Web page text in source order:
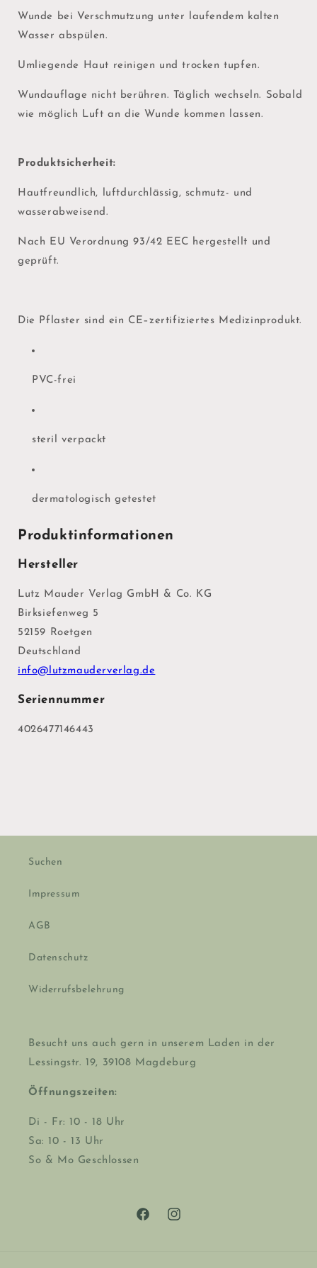
Wunde bei Verschmutzung unter laufendem kalten
Wasser abspülen.
Umliegende Haut reinigen und trocken tupfen.
Wundauflage nicht berühren. Täglich wechseln. Sobald
wie möglich Luft an die Wunde kommen lassen.
Produktsicherheit:
Hautfreundlich, luftdurchlässig, schmutz- und
wasserabweisend.
Nach EU Verordnung 93/42 EEC hergestellt und
geprüft.
Die Pflaster sind ein CE–zertifiziertes Me­dizin­produkt.
PVC-frei
steril verpackt
dermatologisch getestet
Produktinformationen
Hersteller
Lutz Mauder Verlag GmbH & Co. KG
Birksiefenweg 5
52159 Roetgen
Deutschland
info@lutzmauderverlag.de
Seriennummer
4026477146443
Suchen
Impressum
AGB
Datenschutz
Widerrufsbelehrung
Besucht uns auch gern in unserem Laden in der
Lessingstr. 19, 39108 Magdeburg
Öffnungszeiten:
Di - Fr: 10 - 18 Uhr
Sa: 10 - 13 Uhr
So & Mo Geschlossen
FacebookInstagram